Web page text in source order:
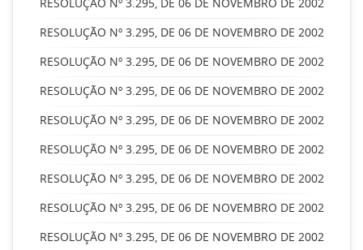
RESOLUÇÃO Nº 3.295, DE 06 DE NOVEMBRO DE 2002
RESOLUÇÃO Nº 3.295, DE 06 DE NOVEMBRO DE 2002
RESOLUÇÃO Nº 3.295, DE 06 DE NOVEMBRO DE 2002
RESOLUÇÃO Nº 3.295, DE 06 DE NOVEMBRO DE 2002
RESOLUÇÃO Nº 3.295, DE 06 DE NOVEMBRO DE 2002
RESOLUÇÃO Nº 3.295, DE 06 DE NOVEMBRO DE 2002
RESOLUÇÃO Nº 3.295, DE 06 DE NOVEMBRO DE 2002
RESOLUÇÃO Nº 3.295, DE 06 DE NOVEMBRO DE 2002